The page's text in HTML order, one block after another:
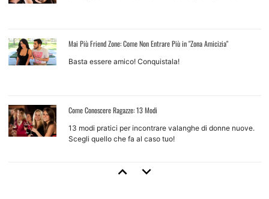
Mai Più Friend Zone: Come Non Entrare Più in "Zona Amicizia"
Basta essere amico! Conquistala!
Come Conoscere Ragazze: 13 Modi
13 modi pratici per incontrare valanghe di donne nuove.
Scegli quello che fa al caso tuo!
Come Approcciare Una Ragazza